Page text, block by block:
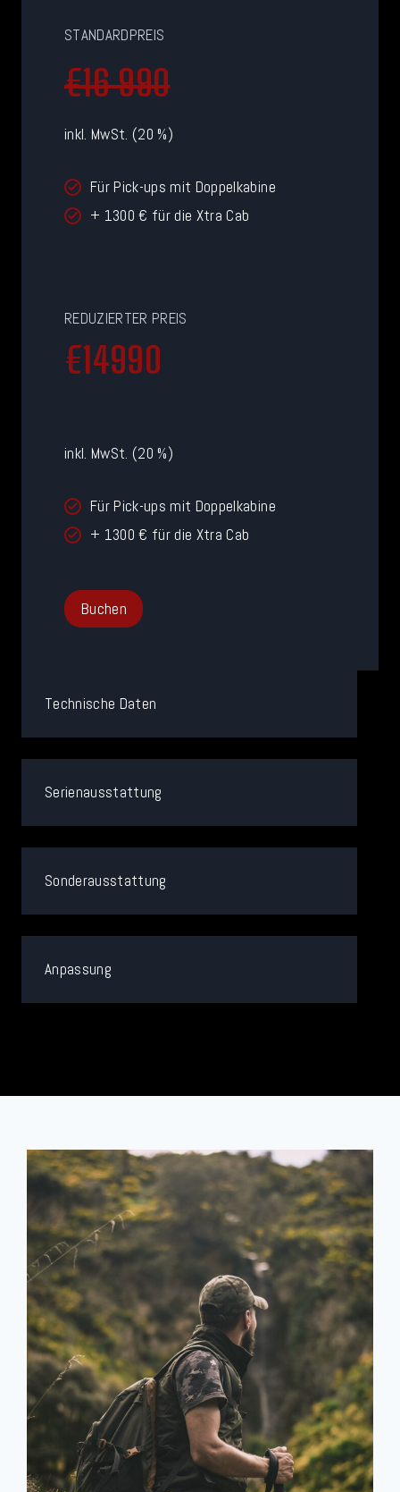
STANDARDPREIS
€16 990
inkl. MwSt. (20 %)
Für Pick-ups mit Doppelkabine
+ 1300 € für die Xtra Cab
REDUZIERTER PREIS
€
1
0
€14990
inkl. MwSt. (20 %)
Für Pick-ups mit Doppelkabine
+ 1300 € für die Xtra Cab
Buchen
Technische Daten
Serienausstattung
Sonderausstattung
Anpassung